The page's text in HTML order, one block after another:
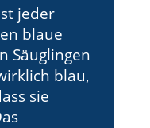
jeder
blaue
Säuglingen
blau,
sie